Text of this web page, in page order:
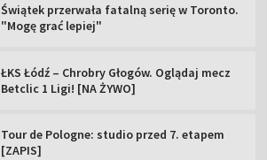
Świątek przerwała fatalną serię w Toronto.
"Mogę grać lepiej"
ŁKS Łódź – Chrobry Głogów. Oglądaj mecz
Betclic 1 Ligi! [NA ŻYWO]
Tour de Pologne: studio przed 7. etapem
[ZAPIS]